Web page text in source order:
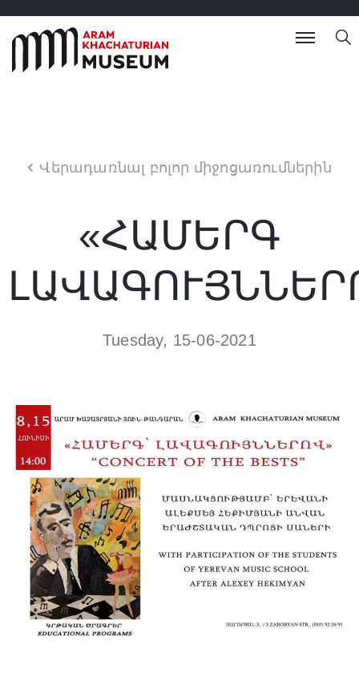
Վերադառնալ բոլոր միջոցառումներին
«ՀԱՄԵՐԳ
Tuesday, 15-06-2021